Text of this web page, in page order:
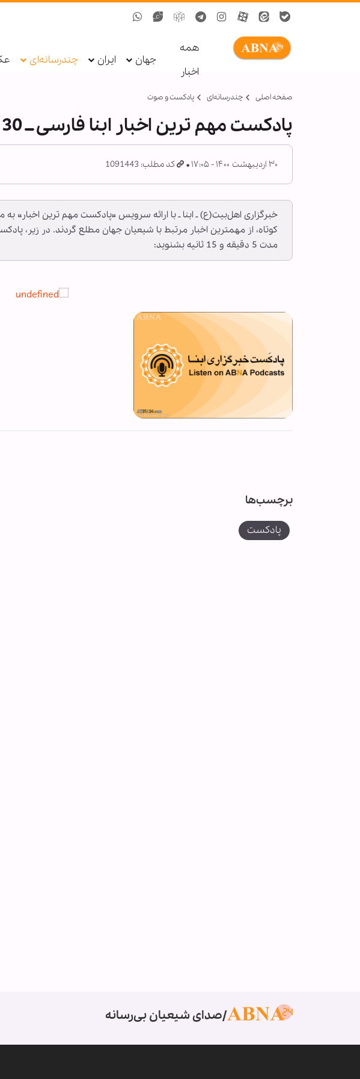
همه
اخبار
جهان ایران چندرسانه‌ای
صفحه اصلی چندرسانه‌ای پادکست و صوت
پادکست مهم ترین اخبار ابنا فارسی ــ 30 اردیبهشت 1400
۳۰ اردیبهشت ۱۴۰۰ - ۱۷:۰۵ کد مطلب: 1091443
خبرگزاری اهل‌بیت(ع) ـ ابنا ـ با ارائه سرویس «پادکست مهم ترین اخبار»
مدت 5 دقیقه و 15 ثانیه بشنوید:
برچسب‌ها
پادکست
صدای شیعیان بی‌رسانه